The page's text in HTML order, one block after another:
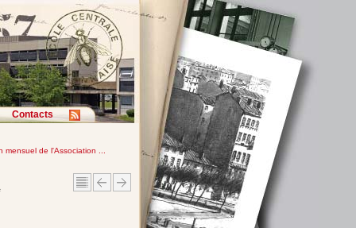
Contacts
mensuel de l'Association ...